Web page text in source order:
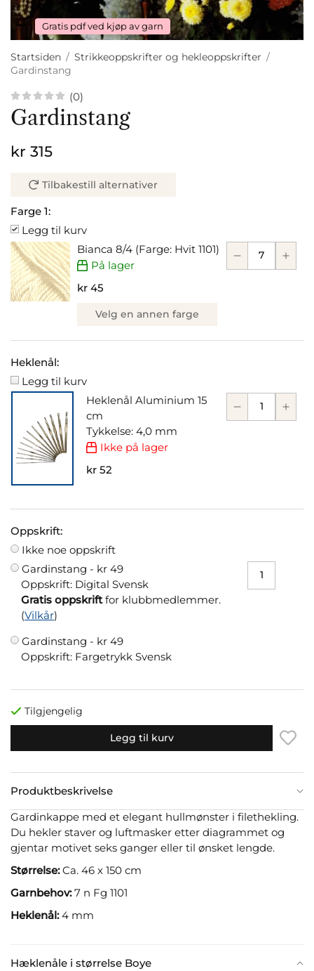
Gratis pdf ved kjøp av garn
Startsiden / Strikkeoppskrifter og hekleoppskrifter /
Gardinstang
(0)
Gardinstang
kr 315
Tilbakestill alternativer
Farge 1:
Legg til kurv
Bianca 8/4 (Farge: Hvit 1101)
På lager
kr 45
Velg en annen farge
Heklenål:
Legg til kurv
Heklenål Aluminium 15
cm
Tykkelse: 4,0 mm
Ikke på lager
kr 52
Oppskrift:
Ikke noe oppskrift
Gardinstang - kr 49
Oppskrift: Digital Svensk
Gratis oppskriftfor klubbmedlemmer.
(Vilkår)
Gardinstang - kr 49
Oppskrift: Fargetrykk Svensk
Tilgjengelig
Legg til kurv
Produktbeskrivelse
Hæklenåle i størrelse Boye
Gardinkappe med et elegant hullmønster i filethekling.
Du hekler staver og luftmasker etter diagrammet og
gjentar motivet seks ganger eller til ønsket lengde.
Størrelse:Ca. 46 x 150 cm
Garnbehov:7 n Fg 1101
Heklenål:4 mm